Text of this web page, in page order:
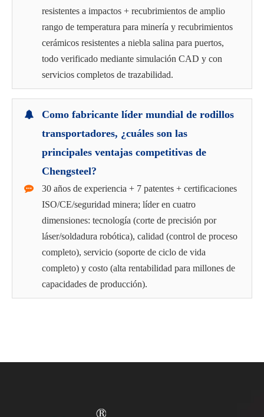
resistentes a impactos + recubrimientos de amplio
rango de temperatura para minería y recubrimientos
cerámicos resistentes a niebla salina para puertos,
todo verificado mediante simulación CAD y con
servicios completos de trazabilidad.
Como fabricante líder mundial de rodillos
transportadores, ¿cuáles son las
principales ventajas competitivas de
Chengsteel?
30 años de experiencia + 7 patentes + certificaciones
ISO/CE/seguridad minera; líder en cuatro
dimensiones: tecnología (corte de precisión por
láser/soldadura robótica), calidad (control de proceso
completo), servicio (soporte de ciclo de vida
completo) y costo (alta rentabilidad para millones de
capacidades de producción).